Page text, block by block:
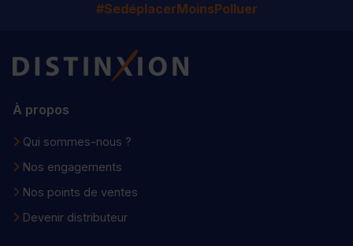
#SedéplacerMoinsPolluer
Distinxion
À propos
Qui sommes-nous ?
Nos engagements
Nos points de ventes
Devenir distributeur